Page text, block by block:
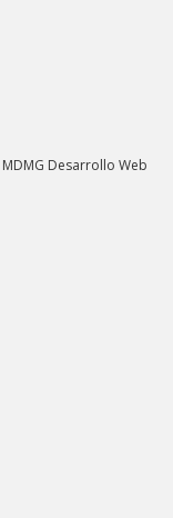
MDMG Desarrollo Web